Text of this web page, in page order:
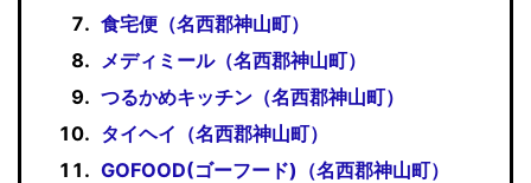
食宅便（名西郡神山町）
メディミール（名西郡神山町）
つるかめキッチン（名西郡神山町）
タイヘイ（名西郡神山町）
GOFOOD(ゴーフード)（名西郡神山町）